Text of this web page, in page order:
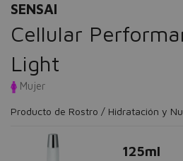
SENSAI
Cellular
Light
Mujer
Producto de Rostro / Hidratación y
125ml